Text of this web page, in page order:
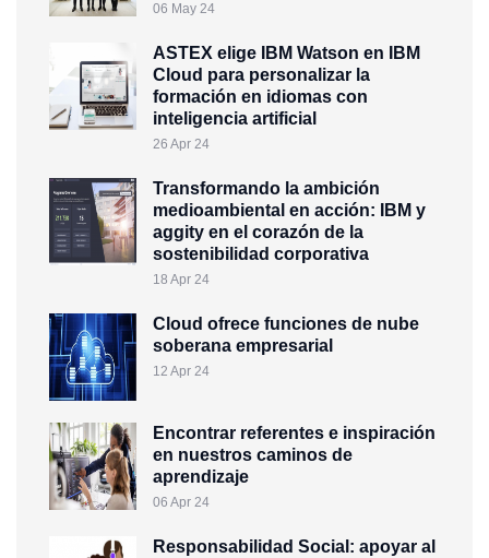
06 May 24
ASTEX elige IBM Watson en IBM
Cloud para personalizar la
formación en idiomas con
inteligencia artificial
26 Apr 24
Transformando la ambición
medioambiental en acción: IBM y
aggity en el corazón de la
sostenibilidad corporativa
18 Apr 24
Cloud ofrece funciones de nube
soberana empresarial
12 Apr 24
Encontrar referentes e inspiración
en nuestros caminos de
aprendizaje
06 Apr 24
Responsabilidad Social: apoyar al